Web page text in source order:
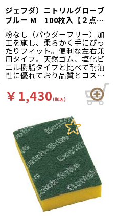
加。より衛生的にお使い頂け
ます。箱裏面の右側と中央部
に壁掛けホック用のミシン目
穴を追加しました。縦・横ど
ちらの向きでも壁にかけてお
使いいただけます。箱サイ
ズ：幅３０ｃｍ×奥行１３ｃ
ｍ×高さ３．５ｃｍ
ジェフダ）ニトリルグローブ
ブルー M 100枚入【２点ま
で】
粉なし（パウダーフリー）加
工を施し、柔らかく手にぴっ
たりフィット。便利な左右兼
用タイプ。天然ゴム、塩化ビ
ニル樹脂タイプと比べて耐油
性に優れており品質とコスト
す。
￥1,430(税込)